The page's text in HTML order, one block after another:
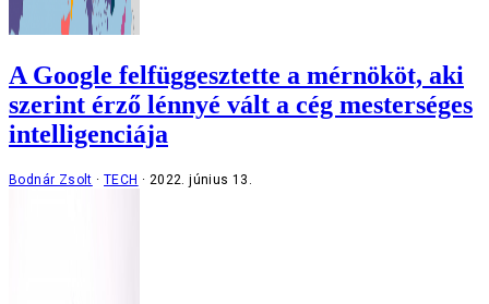
A Google felfüggesztette a mérnököt, aki
szerint érző lénnyé vált a cég mesterséges
intelligenciája
Bodnár Zsolt TECH 2022. június 13.